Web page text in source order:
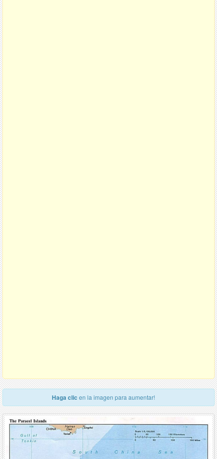
Haga clic en la imagen para aumentar!